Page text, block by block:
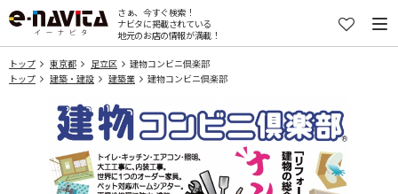
さぁ、今すぐ検索！
ナビタに掲載されている
地元のお店の情報が満載！
トップ 東京都 足立区
建物コンビニ倶楽部
トップ
建築・建設 建築業 建物コンビニ倶楽部